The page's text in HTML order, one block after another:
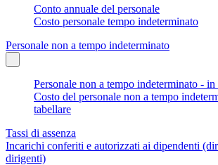
Conto annuale del personale
Costo personale tempo indeterminato
Personale non a tempo indeterminato
Personale non a tempo indeterminato -
Costo del personale non a tempo
tabellare
Tassi di assenza
Incarichi conferiti e autorizzati ai dipendenti
dirigenti)